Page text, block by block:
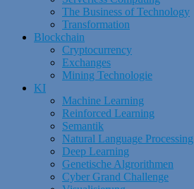
The Business of Technology
Transformation
Blockchain
Cryptocurrency
Exchanges
Mining Technologie
KI
Machine Learning
Reinforced Learning
Semantik
Natural Language Processing
Deep Learning
Genetische Algrorithmen
Cyber Grand Challenge